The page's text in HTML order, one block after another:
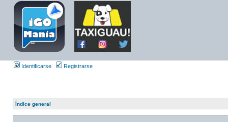
Identificarse Registrarse
Índice general